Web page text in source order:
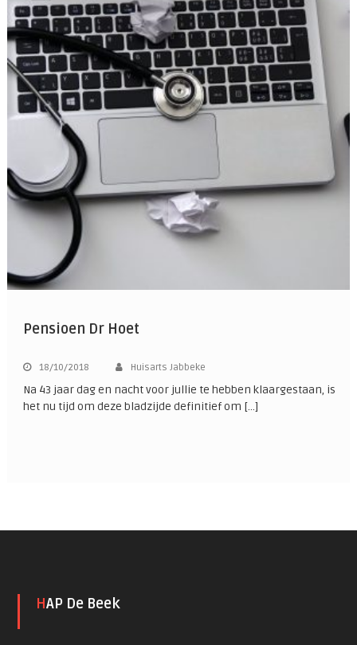
Pensioen Dr Hoet
18/10/2018 Huisarts Jabbeke
Na 43 jaar dag en nacht voor jullie te hebben klaargestaan, is
het nu tijd om deze bladzijde definitief om […]
HAP De Beek